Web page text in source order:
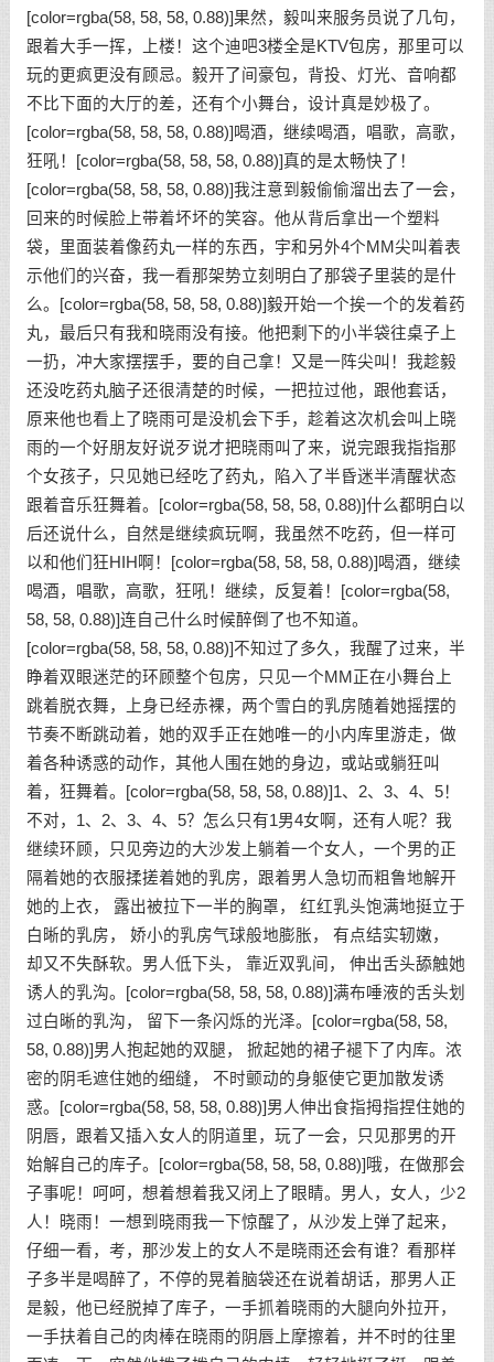
[color=rgba(58, 58, 58, 0.88)]果然，毅叫来服务员说了几句，
跟着大手一挥，上楼！这个迪吧3楼全是KTV包房，那里可以
玩的更疯更没有顾忌。毅开了间豪包，背投、灯光、音响都
不比下面的大厅的差，还有个小舞台，设计真是妙极了。
[color=rgba(58, 58, 58, 0.88)]喝酒，继续喝酒，唱歌，高歌，
狂吼！[color=rgba(58, 58, 58, 0.88)]真的是太畅快了！
[color=rgba(58, 58, 58, 0.88)]我注意到毅偷偷溜出去了一会，
回来的时候脸上带着坏坏的笑容。他从背后拿出一个塑料
袋，里面装着像药丸一样的东西，宇和另外4个MM尖叫着表
示他们的兴奋，我一看那架势立刻明白了那袋子里装的是什
么。[color=rgba(58, 58, 58, 0.88)]毅开始一个挨一个的发着药
丸，最后只有我和晓雨没有接。他把剩下的小半袋往桌子上
一扔，冲大家摆摆手，要的自己拿！又是一阵尖叫！我趁毅
还没吃药丸脑子还很清楚的时候，一把拉过他，跟他套话，
原来他也看上了晓雨可是没机会下手，趁着这次机会叫上晓
雨的一个好朋友好说歹说才把晓雨叫了来，说完跟我指指那
个女孩子，只见她已经吃了药丸，陷入了半昏迷半清醒状态
跟着音乐狂舞着。[color=rgba(58, 58, 58, 0.88)]什么都明白以
后还说什么，自然是继续疯玩啊，我虽然不吃药，但一样可
以和他们狂HIH啊！[color=rgba(58, 58, 58, 0.88)]喝酒，继续
喝酒，唱歌，高歌，狂吼！继续，反复着！[color=rgba(58,
58, 58, 0.88)]连自己什么时候醉倒了也不知道。
[color=rgba(58, 58, 58, 0.88)]不知过了多久，我醒了过来，半
睁着双眼迷茫的环顾整个包房，只见一个MM正在小舞台上
跳着脱衣舞，上身已经赤裸，两个雪白的乳房随着她摇摆的
节奏不断跳动着，她的双手正在她唯一的小内库里游走，做
着各种诱惑的动作，其他人围在她的身边，或站或躺狂叫
着，狂舞着。[color=rgba(58, 58, 58, 0.88)]1、2、3、4、5！
不对，1、2、3、4、5？怎么只有1男4女啊，还有人呢？我
继续环顾，只见旁边的大沙发上躺着一个女人，一个男的正
隔着她的衣服揉搓着她的乳房，跟着男人急切而粗鲁地解开
她的上衣， 露出被拉下一半的胸罩， 红红乳头饱满地挺立于
白晰的乳房， 娇小的乳房气球般地膨胀， 有点结实轫嫩，
却又不失酥软。男人低下头， 靠近双乳间， 伸出舌头舔触她
诱人的乳沟。[color=rgba(58, 58, 58, 0.88)]满布唾液的舌头划
过白晰的乳沟， 留下一条闪烁的光泽。[color=rgba(58, 58,
58, 0.88)]男人抱起她的双腿， 掀起她的裙子褪下了内库。浓
密的阴毛遮住她的细缝， 不时颤动的身躯使它更加散发诱
惑。[color=rgba(58, 58, 58, 0.88)]男人伸出食指拇指捏住她的
阴唇，跟着又插入女人的阴道里，玩了一会，只见那男的开
始解自己的库子。[color=rgba(58, 58, 58, 0.88)]哦，在做那会
子事呢！呵呵，想着想着我又闭上了眼睛。男人，女人，少2
人！晓雨！一想到晓雨我一下惊醒了，从沙发上弹了起来，
仔细一看，考，那沙发上的女人不是晓雨还会有谁？看那样
子多半是喝醉了，不停的晃着脑袋还在说着胡话，那男人正
是毅，他已经脱掉了库子，一手抓着晓雨的大腿向外拉开，
一手扶着自己的肉棒在晓雨的阴唇上摩擦着，并不时的往里